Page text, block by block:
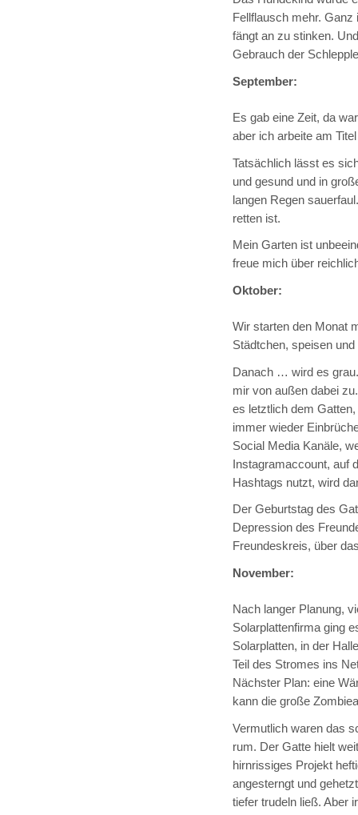
Fellflausch mehr.
fängt an zu stinken.
Gebrauch der
September:
Es gab eine Zeit, da
aber ich arbeite am
Tatsächlich lässt es
und gesund und in
langen Regen
retten ist.
Mein Garten ist
freue mich über
Oktober:
Wir starten den Monat
Städtchen, speisen
Danach … wird es
mir von außen dabei
es letztlich dem
immer wieder
Social Media Kanäle,
Instagramaccount, auf
Hashtags nutzt, wird
Der Geburtstag des
Depression des
Freundeskreis, über
November:
Nach langer Planung,
Solarplattenfirma ging
Solarplatten, in der
Teil des Stromes ins
Nächster Plan: eine
kann die große
Vermutlich waren das
rum. Der Gatte hielt
hirnrissiges Projekt
angesterngt und
tiefer trudeln ließ. Aber